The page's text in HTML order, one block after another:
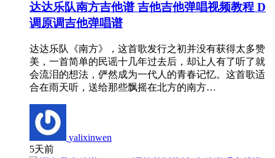
达达乐队南方吉他谱 吉他吉他弹唱视频教程 D
调原调吉他弹唱谱
达达乐队《南方》，这首歌发行之初并没有获得太多赞
美，一首简单的民谣十几年过去后，却让人有了听了就
会流泪的想法，俨然成为一代人的青春记忆。这首歌适
合在雨天听，送给那些飘摇在北方的南方…
yalixinwen
5天前